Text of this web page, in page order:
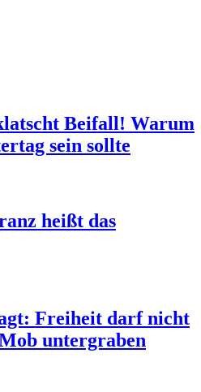
Beifall! Warum
sein sollte
heißt das
Freiheit darf nicht
untergraben